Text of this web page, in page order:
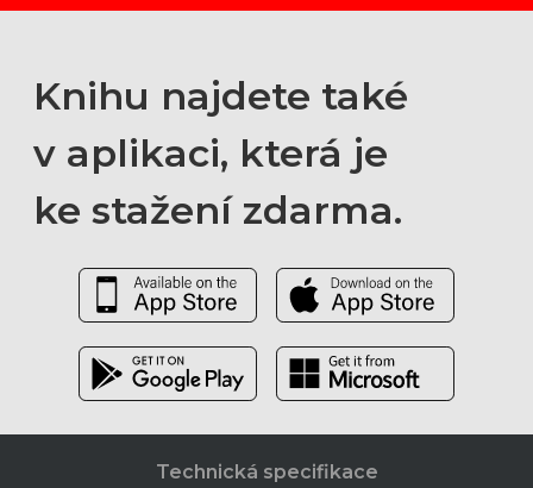
Knihu najdete také
v aplikaci, která je
ke stažení zdarma.
Technická specifikace